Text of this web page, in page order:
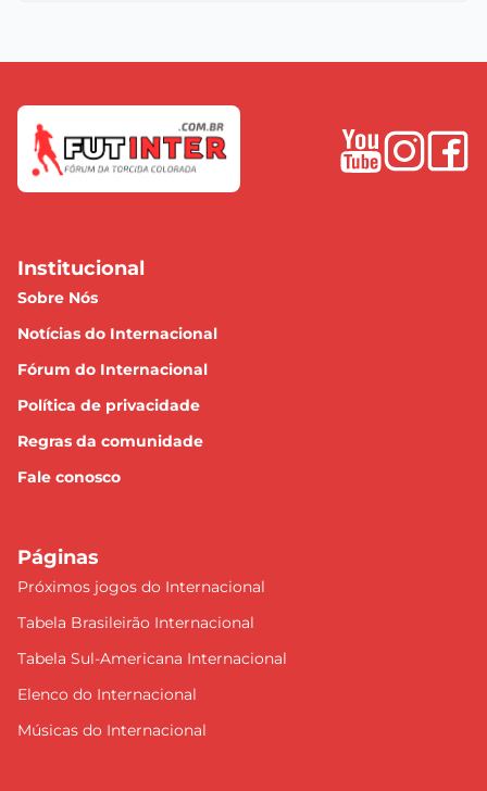
Institucional
Sobre Nós
Notícias do Internacional
Fórum do Internacional
Política de privacidade
Regras da comunidade
Fale conosco
Páginas
Próximos jogos do Internacional
Tabela Brasileirão Internacional
Tabela Sul-Americana Internacional
Elenco do Internacional
Músicas do Internacional